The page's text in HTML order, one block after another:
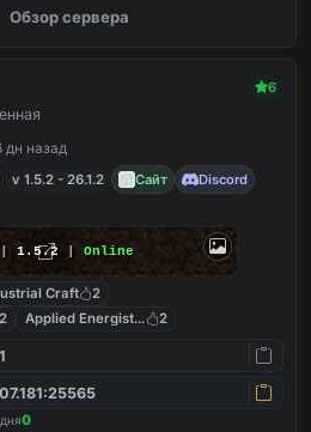
Обзор сервера
6
дн назад
v 1.5.2 - 26.1.2 Сайт Discord
| 1.5.2 | Online
Craft
2
2 Applied Energistics 22
0